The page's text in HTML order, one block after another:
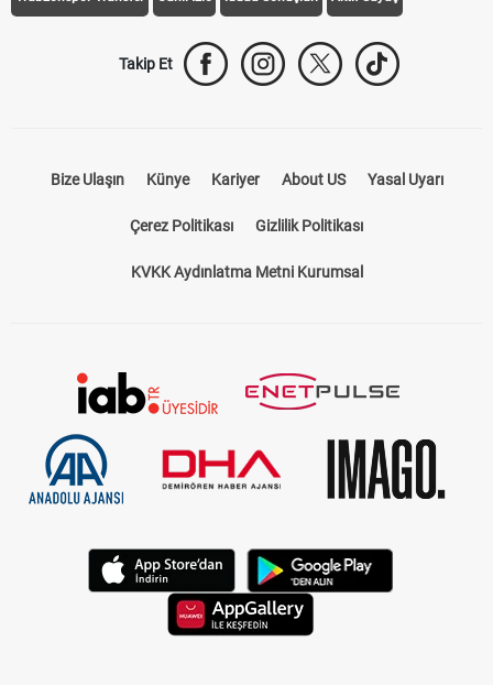
Takip Et
Bize Ulaşın Künye Kariyer About US Yasal Uyarı
Çerez Politikası Gizlilik Politikası
KVKK Aydınlatma Metni Kurumsal